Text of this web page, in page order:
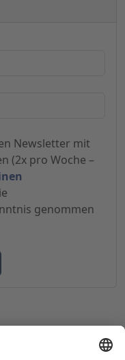
Newsletter mit
(2x pro Woche –
genommen